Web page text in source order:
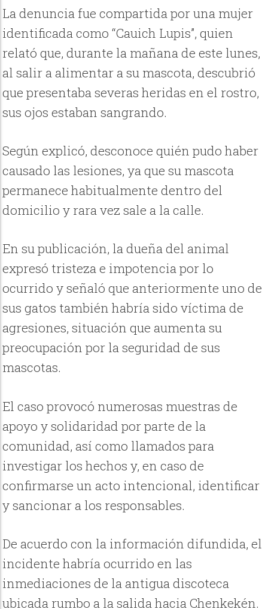
La denuncia fue compartida por una mujer
identificada como “Cauich Lupis”, quien
relató que, durante la mañana de este lunes,
al salir a alimentar a su mascota, descubrió
que presentaba severas heridas en el rostro,
sus ojos estaban sangrando.
Según explicó, desconoce quién pudo haber
causado las lesiones, ya que su mascota
permanece habitualmente dentro del
domicilio y rara vez sale a la calle.
En su publicación, la dueña del animal
expresó tristeza e impotencia por lo
ocurrido y señaló que anteriormente uno de
sus gatos también habría sido víctima de
agresiones, situación que aumenta su
preocupación por la seguridad de sus
mascotas.
El caso provocó numerosas muestras de
apoyo y solidaridad por parte de la
comunidad, así como llamados para
investigar los hechos y, en caso de
confirmarse un acto intencional, identificar
y sancionar a los responsables.
De acuerdo con la información difundida, el
incidente habría ocurrido en las
inmediaciones de la antigua discoteca
ubicada rumbo a la salida hacia Chenkekén.